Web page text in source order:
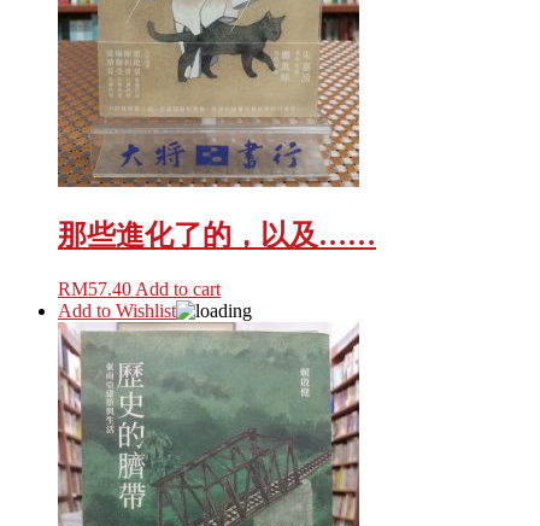
那些進化了的，以及……
RM57.40 Add to cart
Add to Wishlist